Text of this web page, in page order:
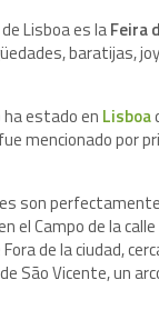
Lisboa es laFeira
baratijas,
ha estado en Lisboa
mencionado por
son
el Campo de la calle
de la ciudad,
São Vicente, un